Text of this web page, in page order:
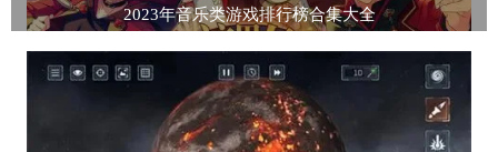
2023年音乐类游戏排行榜合集大全